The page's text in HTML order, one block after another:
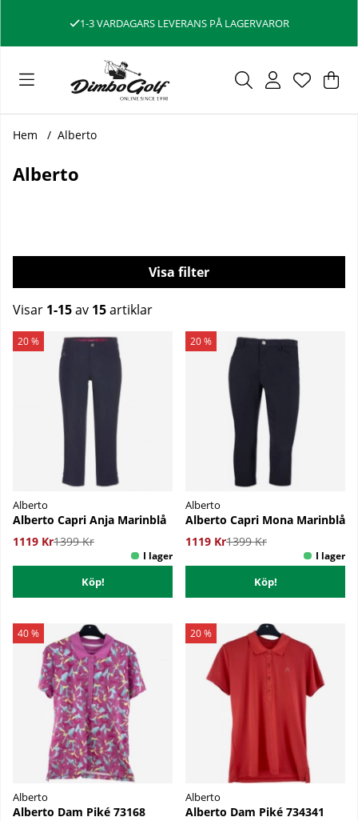
1-3 VARDAGARS LEVERANS PÅ LAGERVAROR
.
Hem Alberto
Alberto
Filtrera
Visar 1-15av 15artiklar
Produkter
20 %
Alberto
Alberto Capri Anja Marinblå
1119 Kr1399 Kr
Köp!
20 %
Alberto
Alberto Capri Mona Marinblå
1119 Kr1399 Kr
Köp!
40 %
Alberto
Alberto Dam Piké 73168
20 %
Alberto
Alberto Dam Piké 734341